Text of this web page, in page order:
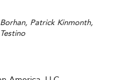
Patrick Kinmonth,